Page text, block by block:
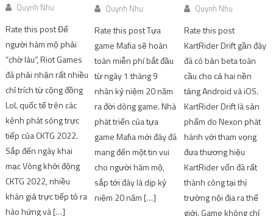
Quynh Nhu
Rate this post Để
người hâm mộ phải
“chờ lâu”, Riot Games
đã phải nhận rất nhiều
chỉ trích từ cộng đồng
LoL quốc tế trên các
kênh phát sóng trực
tiếp của CKTG 2022.
Sắp đến ngày khai
mạc Vòng khởi động
CKTG 2022, nhiều
khán giả trực tiếp tỏ ra
hào hứng và […]
Quynh Nhu
Rate this post Tựa
game Mafia sẽ hoàn
toàn miễn phí bắt đầu
từ ngày 1 tháng 9
nhân kỷ niệm 20 năm
ra đời dòng game. Nhà
phát triển của tựa
game Mafia mới đây đã
mang đến một tin vui
cho người hâm mộ,
sắp tới đây là dịp kỷ
niệm 20 năm […]
Quynh Nhu
Rate this post
KartRider Drift gần đây
đã có bản beta toàn
cầu cho cả hai nền
tảng Android và iOS.
KartRider Drift là sản
phẩm do Nexon phát
hành với tham vọng
đưa thương hiệu
KartRider vốn đã rất
thành công tại thị
trường nội địa ra thế
giới. Game không chỉ